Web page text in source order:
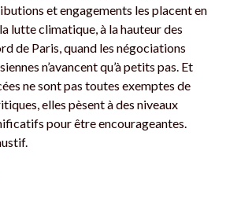
et engagements les placent en
lutte climatique, à la hauteur des
de Paris, quand les négociations
n’avancent qu’à petits pas. Et
ne sont pas toutes exemptes de
elles pèsent à des niveaux
pour être encourageantes.